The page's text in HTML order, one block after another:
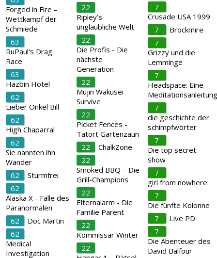
Forged in Fire –
Wettkampf der
Schmiede
63
RuPaul's Drag
Race
63
Hazbin Hotel
62
Lieber Onkel Bill
62
High Chaparral
62
Sie nannten ihn
Wander
62
Sturmfrei
62
Alaska X - Fälle des
Paranormalen
62
Doc Martin
62
Medical
Investigation
22
Ripley’s
unglaubliche Welt
22
Die Profis - Die
nächste
Generation
22
Mujin Wakusei
Survive
22
Picket Fences -
Tatort Gartenzaun
22
ChalkZone
22
Smoked BBQ – Die
Grill-Champions
22
Elternalarm - Die
Familie Parent
22
Kommissar Winter
22
7
Crusade USA 1999
7
Brockmire
7
Grizzy und die
Lemminge
7
Headspace: Eine
Meditationsanleitung
7
die geschichte der
schimpfwörter
7
Die top secret
show
7
girl from nowhere
7
Die fünfte Kolonne
7
Live PD
7
Die Abenteuer des
David Balfour